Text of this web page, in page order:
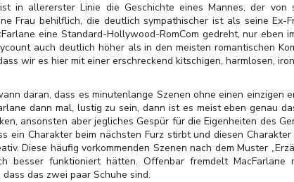
in allererster Linie die Geschichte eines Mannes, der von
Frau behilflich, die deutlich sympathischer ist als seine Ex-
eine Standard-Hollywood-RomCom gedreht, nur eben
auch deutlich höher als in den meisten romantischen
wir es hier mit einer erschreckend kitschigen, harmlosen,
daran, dass es minutenlange Szenen ohne einen einzigen
dann mal, lustig zu sein, dann ist es meist eben genau
ansonsten aber jegliches Gespür für die Eigenheiten des
ein Charakter beim nächsten Furz stirbt und diesen
Diese häufig vorkommenden Szenen nach dem Muster
besser funktioniert hätten. Offenbar fremdelt MacFarlane
das zwei paar Schuhe sind.